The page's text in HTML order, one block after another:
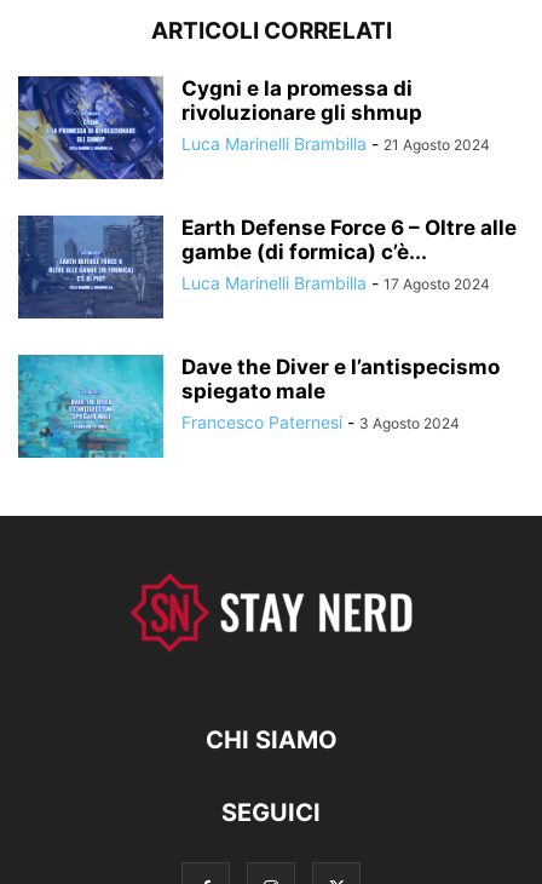
ARTICOLI CORRELATI
Cygni e la promessa di
rivoluzionare gli shmup
Luca Marinelli Brambilla - 21 Agosto 2024
Earth Defense Force 6 – Oltre alle
gambe (di formica) c’è...
Luca Marinelli Brambilla - 17 Agosto 2024
Dave the Diver e l’antispecismo
spiegato male
Francesco Paternesi - 3 Agosto 2024
CHI SIAMO
SEGUICI